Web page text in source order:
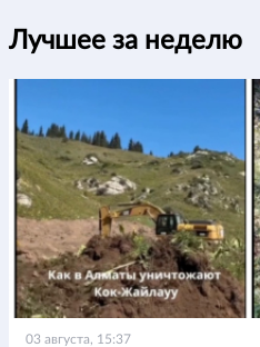
Лучшее за неделю
03 августа, 15:37